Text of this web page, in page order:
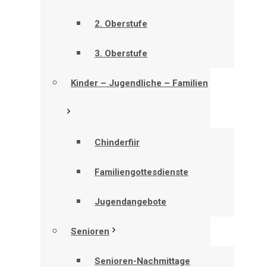
2. Oberstufe
3. Oberstufe
Kinder – Jugendliche – Familien
Chinderfiir
Familiengottesdienste
Jugendangebote
Senioren
Senioren-Nachmittage